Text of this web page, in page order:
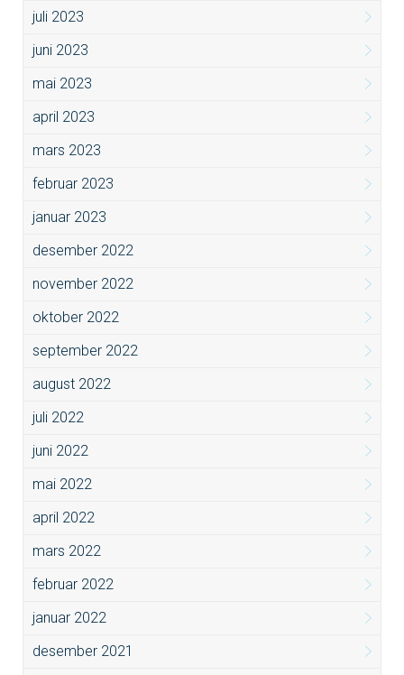
juli 2023
juni 2023
mai 2023
april 2023
mars 2023
februar 2023
januar 2023
desember 2022
november 2022
oktober 2022
september 2022
august 2022
juli 2022
juni 2022
mai 2022
april 2022
mars 2022
februar 2022
januar 2022
desember 2021